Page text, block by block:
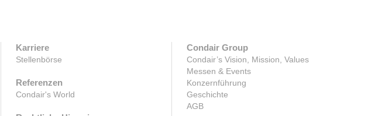
Karriere
Stellenbörse
Referenzen
Condair's World
Condair Group
Condair’s Vision, Mission, Values
Messen & Events
Konzernführung
Geschichte
AGB